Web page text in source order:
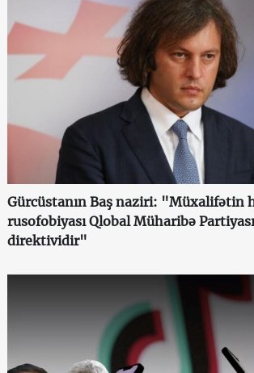
Gürcüstanın Baş naziri: "Müxalifətin
rusofobiyası Qlobal Müharibə
direktividir"